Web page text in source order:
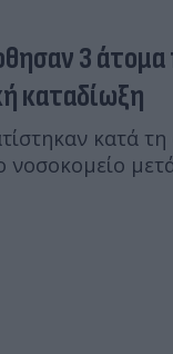
3
καταδίωξη
κατά
νοσοκομείο